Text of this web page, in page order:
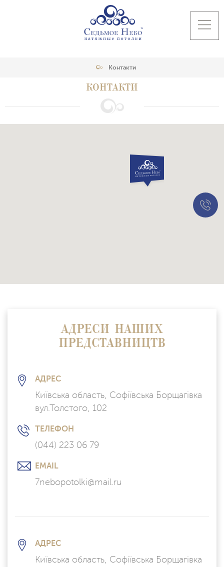
Контакти
КОНТАКТИ
АДРЕСИ НАШИХ
ПРЕДСТАВНИЦТВ
АДРЕС
Київська область, Софіївська Борщагівка
вул.Толстого, 102
ТЕЛЕФОН
(044) 223 06 79
EMAIL
7nebopotolki@mail.ru
АДРЕС
Київська область, Софіївська Борщагівка